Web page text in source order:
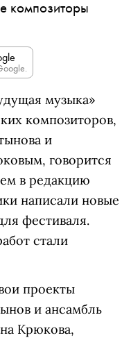
композиторы
музыка»
композиторов,
и
говорится
в редакцию
написали новые
фестиваля.
стали
проекты
и ансамбль
Крюкова,